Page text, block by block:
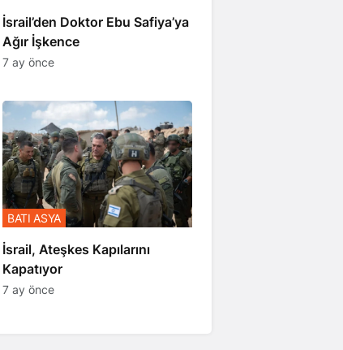
İsrail’den Doktor Ebu Safiya’ya
Ağır İşkence
7 ay önce
İsrail, Ateşkes Kapılarını
Kapatıyor
BATI ASYA
7 ay önce